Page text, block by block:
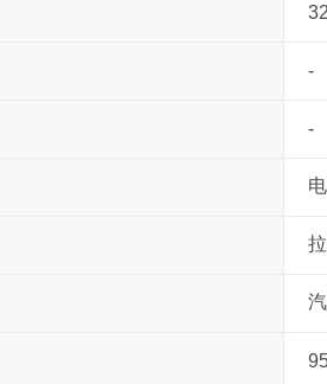
-
-